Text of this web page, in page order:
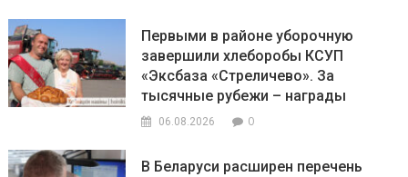
Первыми в районе уборочную
завершили хлеборобы КСУП
«Эксбаза «Стреличево». За
тысячные рубежи – награды
06.08.2026 0
В Беларуси расширен перечень